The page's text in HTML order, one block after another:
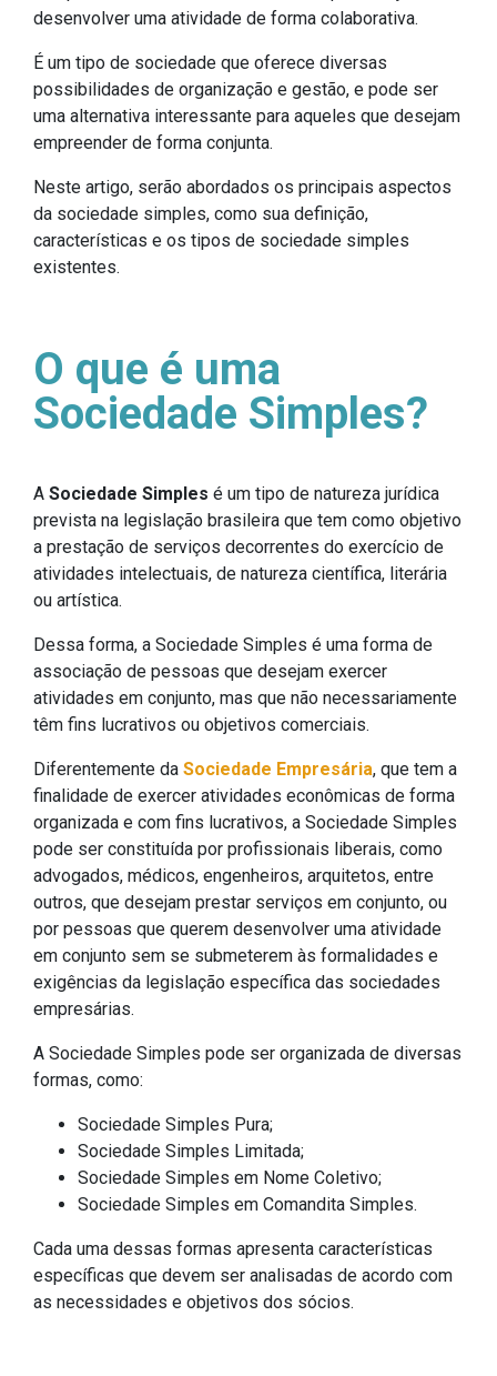
desenvolver uma atividade de forma colaborativa.
É um tipo de sociedade que oferece diversas
possibilidades de organização e gestão, e pode ser
uma alternativa interessante para aqueles que desejam
empreender de forma conjunta.
Neste artigo, serão abordados os principais aspectos
da sociedade simples, como sua definição,
características e os tipos de sociedade simples
existentes.
O que é uma
Sociedade Simples?
A Sociedade Simples é um tipo de natureza jurídica
prevista na legislação brasileira que tem como objetivo
a prestação de serviços decorrentes do exercício de
atividades intelectuais, de natureza científica, literária
ou artística.
Dessa forma, a Sociedade Simples é uma forma de
associação de pessoas que desejam exercer
atividades em conjunto, mas que não necessariamente
têm fins lucrativos ou objetivos comerciais.
Diferentemente da Sociedade Empresária, que tem a
finalidade de exercer atividades econômicas de forma
organizada e com fins lucrativos, a Sociedade Simples
pode ser constituída por profissionais liberais, como
advogados, médicos, engenheiros, arquitetos, entre
outros, que desejam prestar serviços em conjunto, ou
por pessoas que querem desenvolver uma atividade
em conjunto sem se submeterem às formalidades e
exigências da legislação específica das sociedades
empresárias.
A Sociedade Simples pode ser organizada de diversas
formas, como:
Sociedade Simples Pura;
Sociedade Simples Limitada;
Sociedade Simples em Nome Coletivo;
Sociedade Simples em Comandita Simples.
Cada uma dessas formas apresenta características
específicas que devem ser analisadas de acordo com
as necessidades e objetivos dos sócios.